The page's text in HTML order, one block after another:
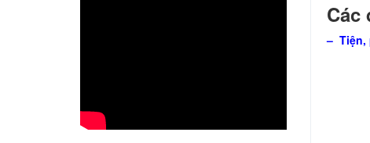
Các
– Tiện,